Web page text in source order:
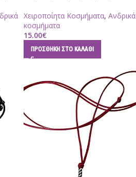
Χειροποίητα Κοσμήματα, Ανδρικά
κοσμήματα
15.00€
ΠΡΟΣΘΉΚΗ ΣΤΟ ΚΑΛΆΘΙ